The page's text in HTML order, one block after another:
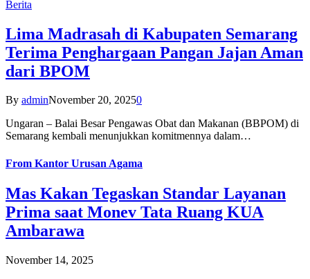
Berita
Lima Madrasah di Kabupaten Semarang
Terima Penghargaan Pangan Jajan Aman
dari BPOM
By adminNovember 20, 20250
Ungaran – Balai Besar Pengawas Obat dan Makanan (BBPOM) di
Semarang kembali menunjukkan komitmennya dalam…
From Kantor Urusan Agama
Mas Kakan Tegaskan Standar Layanan
Prima saat Monev Tata Ruang KUA
Ambarawa
November 14, 2025